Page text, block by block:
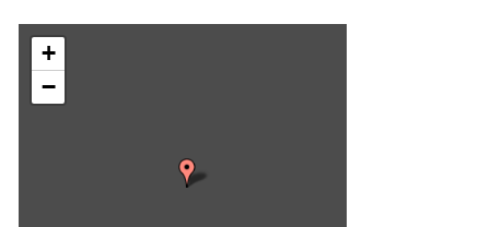
+
−